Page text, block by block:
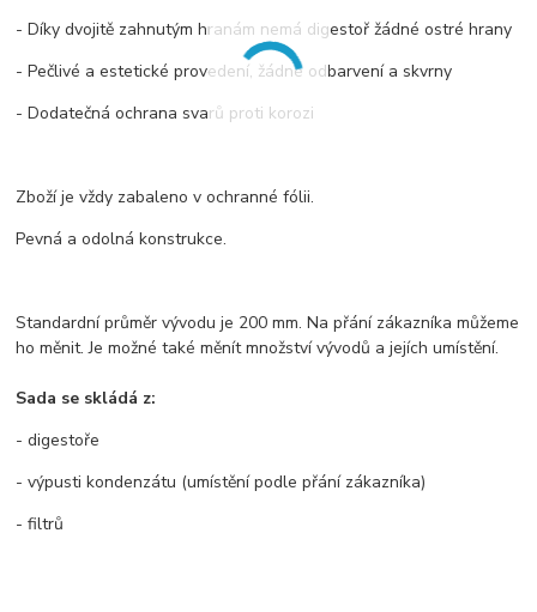
- Díky dvojitě zahnutým hranám nemá digestoř žádné ostré hrany
- Pečlivé a estetické provedení, žádné odbarvení a skvrny
- Dodatečná ochrana svarů proti korozi
Zboží je vždy zabaleno v ochranné fólii.
Pevná a odolná konstrukce.
Standardní průměr vývodu je 200 mm. Na přání zákazníka můžeme
ho měnit. Je možné také měnít množství vývodů a jejích umístění.
Sada se skládá z:
- digestoře
- výpusti kondenzátu (umístění podle přání zákazníka)
- filtrů